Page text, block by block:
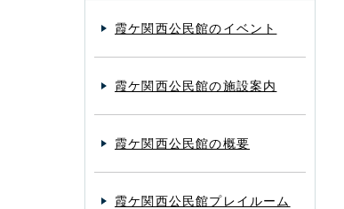
霞ケ関西公民館のイベント
霞ケ関西公民館の施設案内
霞ケ関西公民館の概要
霞ケ関西公民館プレイルーム